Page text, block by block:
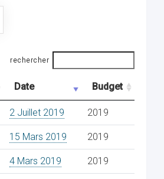
rechercher
Date Budget
2 Juillet 2019 2019
15 Mars 2019 2019
4 Mars 2019 2019